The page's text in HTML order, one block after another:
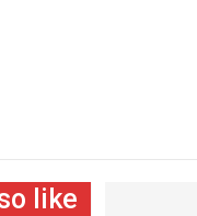
like